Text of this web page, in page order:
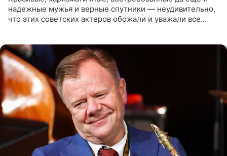
надежные мужья и верные спутники — неудивительно,
что этих советских актеров обожали и уважали все